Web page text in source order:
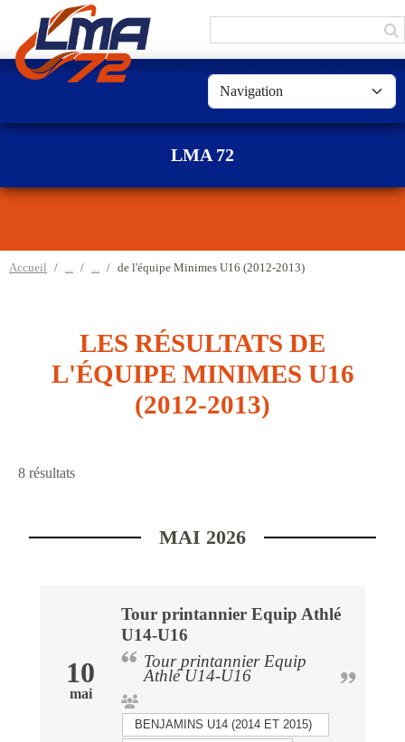
LMA 72
Accueil de l'équipe Minimes U16 (2012-2013)
LES RÉSULTATS DE
L'ÉQUIPE MINIMES U16
(2012-2013)
8 résultats
MAI 2026
10
mai
Tour printannier Equip Athlé
U14-U16
Tour printannier Equip
Athlé U14-U16
BENJAMINS U14 (2014 ET 2015)
Panneau de gestion des cookies